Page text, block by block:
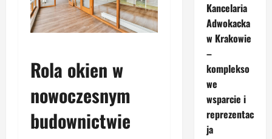
Rola okien w
nowoczesnym
budownictwie
Kancelaria
Adwokacka
w Krakowie
–
komplekso
we
wsparcie i
reprezentac
ja